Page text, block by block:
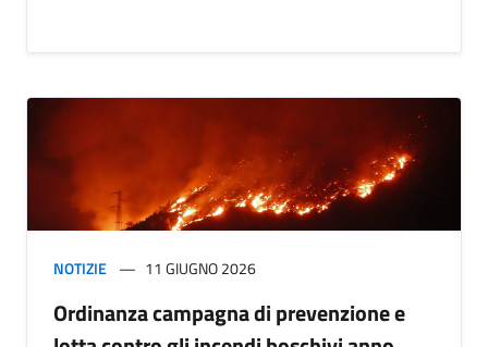
NOTIZIE 11 GIUGNO 2026
Ordinanza campagna di prevenzione e